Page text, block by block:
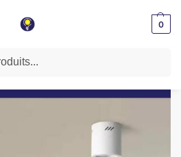
0
/ Spot apparent e27 blanc plafonnier zx16-4wh